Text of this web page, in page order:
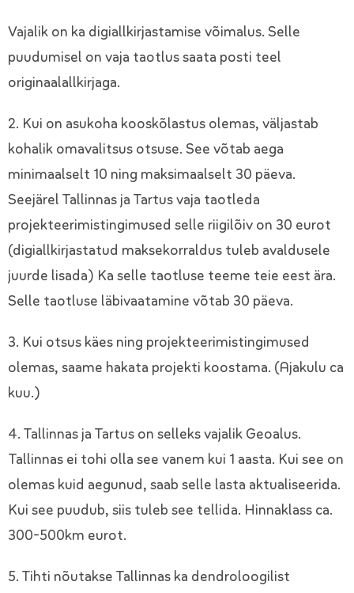
Vajalik on ka digiallkirjastamise võimalus. Selle
puudumisel on vaja taotlus saata posti teel
originaalallkirjaga.
2. Kui on asukoha kooskõlastus olemas, väljastab
kohalik omavalitsus otsuse. See võtab aega
minimaalselt 10 ning maksimaalselt 30 päeva.
Seejärel Tallinnas ja Tartus vaja taotleda
projekteerimistingimused selle riigilõiv on 30 eurot
(digiallkirjastatud maksekorraldus tuleb avaldusele
juurde lisada) Ka selle taotluse teeme teie eest ära.
Selle taotluse läbivaatamine võtab 30 päeva.
3. Kui otsus käes ning projekteerimistingimused
olemas, saame hakata projekti koostama. (Ajakulu ca
kuu.)
4. Tallinnas ja Tartus on selleks vajalik Geoalus.
Tallinnas ei tohi olla see vanem kui 1 aasta. Kui see on
olemas kuid aegunud, saab selle lasta aktualiseerida.
Kui see puudub, siis tuleb see tellida. Hinnaklass ca.
300-500km eurot.
5. Tihti nõutakse Tallinnas ka dendroloogilist